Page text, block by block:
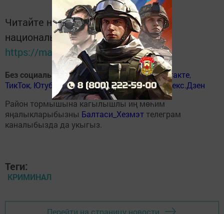
Читайте новости Татарстана в
национальном мессенджере MАХ:
https://max.ru/tatmedia
Без социаль челтәрләрдә : ВКонтакте,ВКонтакте,
ТикТок, Ютуб Одноклассники,Телеграм,Яндекс.Дзен
Район тормышына кагылышлы иң мөһим
яңалыкларыбызны Балтаси_Хезмэт телеграм
каналыбызда да укыгыз.
Теги:
КРИМИНАЛ
Перейти на страницу новости